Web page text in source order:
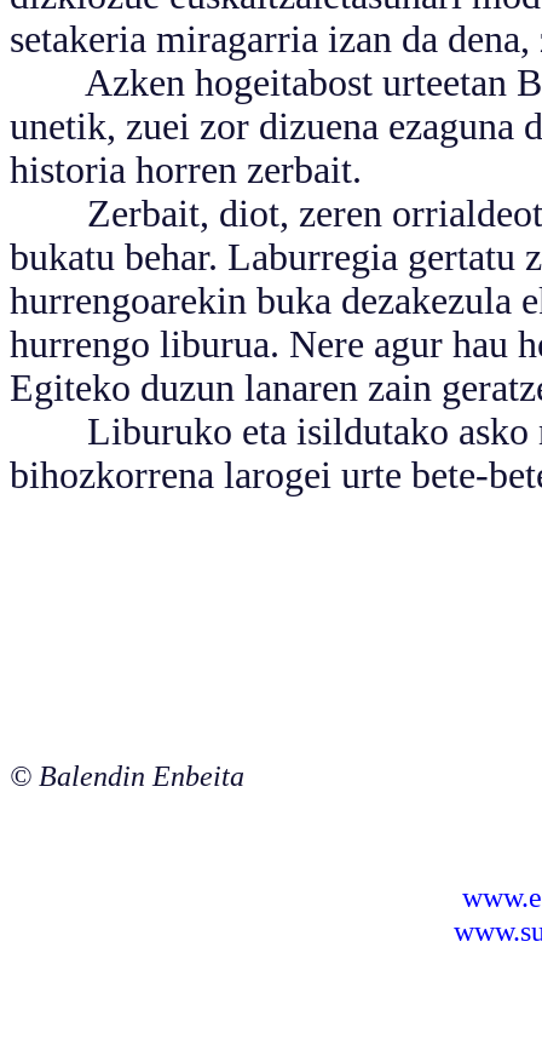
setakeria miragarria izan da
Azken hogeitabost urteetan
unetik, zuei zor dizuena ezaguna
historia horren zerbait.
Zerbait, diot, zeren
bukatu behar. Laburregia gertatu
hurrengoarekin buka dezakezula
hurrengo liburua. Nere agur hau
Egiteko duzun lanaren zain
Liburuko eta isildutako asko
bihozkorrena larogei urte bete-
© Balendin Enbeita